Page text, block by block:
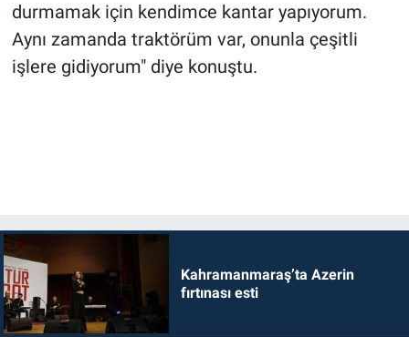
durmamak için kendimce kantar yapıyorum.
Aynı zamanda traktörüm var, onunla çeşitli
işlere gidiyorum" diye konuştu.
Kahramanmaraş’ta Azerin
fırtınası esti